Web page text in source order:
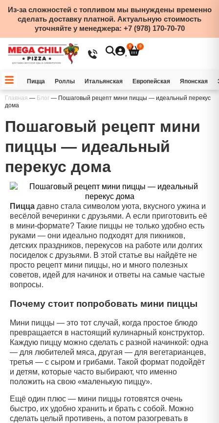
Из-за сложностей с топливом мы вынуждены временно
сделать доставку платной. Актуальную стоимость
уточняйте у менеджера: +7 (978) 170-70-70
0 0
Пицца Роллы Итальянская Европейская Японская
Главная — Блог — Пошаговый рецепт мини пиццы — идеальный перекус
дома
Пошаговый рецепт мини
пиццы — идеальный
перекус дома
Пицца давно стала символом уюта, вкусного ужина и
весёлой вечеринки с друзьями. А если приготовить её
в мини-формате? Такие пиццы не только удобно есть
руками — они идеально подходят для пикников,
детских праздников, перекусов на работе или долгих
посиделок с друзьями. В этой статье вы найдёте не
просто рецепт мини пиццы, но и много полезных
советов, идей для начинок и ответы на самые частые
вопросы.
Почему стоит попробовать мини пиццы
Мини пиццы — это тот случай, когда простое блюдо
превращается в настоящий кулинарный конструктор.
Каждую пиццу можно сделать с разной начинкой: одна
— для любителей мяса, другая — для вегетарианцев,
третья — с сыром и грибами. Такой формат подойдёт
и детям, которые часто выбирают, что именно
положить на свою «маленькую пиццу».
Ещё один плюс — мини пиццы готовятся очень
быстро, их удобно хранить и брать с собой. Можно
сделать целый противень, а потом разогревать в